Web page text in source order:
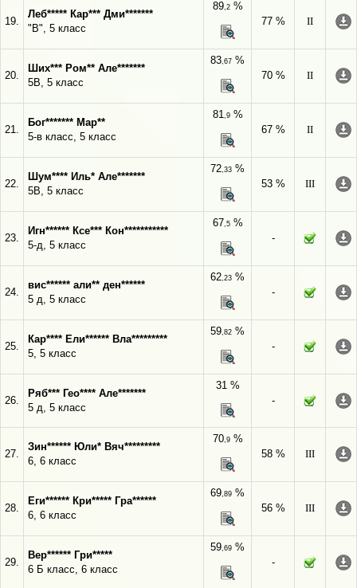
19.
Леб***** Кар*** Дми*******
"В", 5 класс
89,2%
77 %
II
20.
Ших*** Ром** Але*******
5В, 5 класс
83,67 %
70 %
II
21.
Бог******* Мар**
5-в класс, 5 класс
81,9%
67 %
II
22.
Шум**** Иль* Але*******
5В, 5 класс
72,33 %
53 %
III
23.
Игн****** Ксе*** Кон***********
5-д, 5 класс
67,5%
-
24.
вис****** али** ден******
5 д, 5 класс
62,23 %
-
25.
Кар**** Ели****** Вла*********
5, 5 класс
59,82 %
-
26.
Ряб*** Гео**** Але*******
5 д, 5 класс
31 %
-
27.
Зин****** Юли* Вяч*********
6, 6 класс
70,9%
58 %
III
28.
Еги****** Кри***** Гра******
6, 6 класс
69,89 %
56 %
III
29.
Вер****** Гри*****
6 Б класс, 6 класс
59,69 %
-